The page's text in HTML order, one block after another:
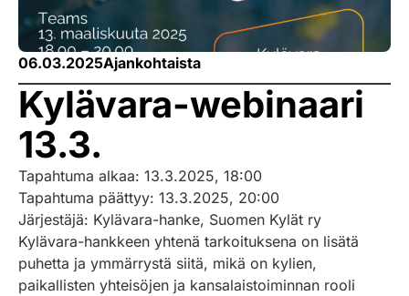
06.03.2025Ajankohtaista
Kylävara-webinaari
13.3.
Tapahtuma alkaa: 13.3.2025, 18:00
Tapahtuma päättyy: 13.3.2025, 20:00
Järjestäjä: Kylävara-hanke, Suomen Kylät ry
Kylävara-hankkeen yhtenä tarkoituksena on lisätä
puhetta ja ymmärrystä siitä, mikä on kylien,
paikallisten yhteisöjen ja kansalaistoiminnan rooli